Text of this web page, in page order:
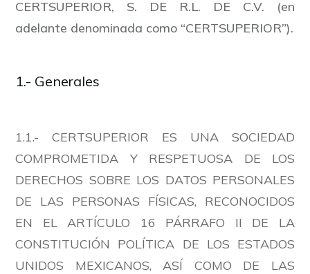
CERTSUPERIOR, S. DE R.L. DE C.V. (en
adelante denominada como “CERTSUPERIOR”).
1.- Generales
1.1.- CERTSUPERIOR ES UNA SOCIEDAD
COMPROMETIDA Y RESPETUOSA DE LOS
DERECHOS SOBRE LOS DATOS PERSONALES
DE LAS PERSONAS FÍSICAS, RECONOCIDOS
EN EL ARTÍCULO 16 PÁRRAFO II DE LA
CONSTITUCIÓN POLÍTICA DE LOS ESTADOS
UNIDOS MEXICANOS, ASÍ COMO DE LAS